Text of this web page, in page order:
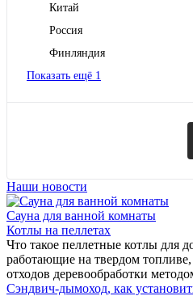
Китай
Россия
Финляндия
Показать ещё 1
Наши новости
Сауна для ванной комнаты
Котлы на пеллетах
Что такое пеллетные котлы для
работающие на твердом топливе,
отходов деревообработки
Сэндвич-дымоход, как